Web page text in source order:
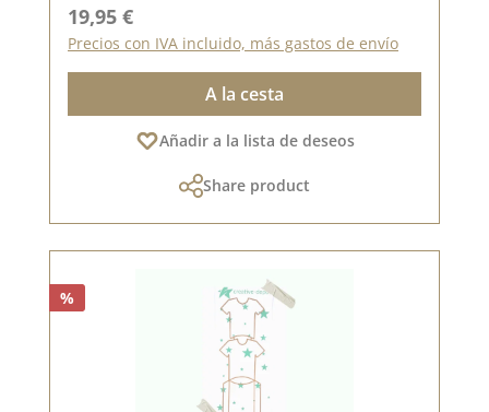
Precio normal:
19,95 €
Precios con IVA incluido, más gastos de envío
A la cesta
Añadir a la lista de deseos
Share product
%